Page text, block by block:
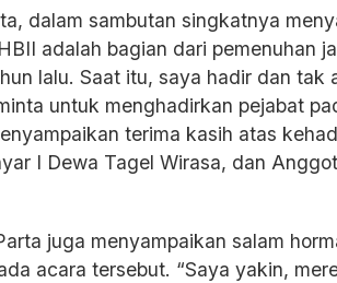
dalam sambutan singkatnya
adalah bagian dari pemenuhan
lalu. Saat itu, saya hadir dan tak
untuk menghadirkan pejabat
terima kasih atas
I Dewa Tagel Wirasa, dan
juga menyampaikan salam
acara tersebut. “Saya yakin,